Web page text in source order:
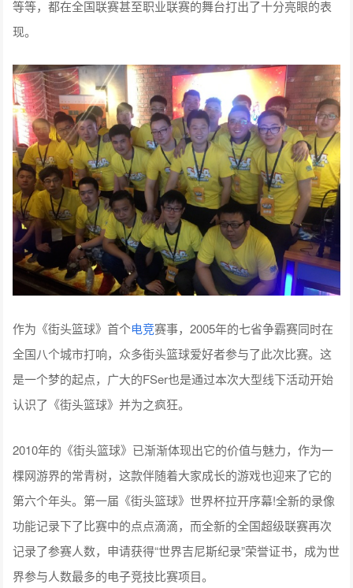
等等，都在全国联赛甚至职业联赛的舞台打出了十分亮眼的表
现。
作为《街头篮球》首个电竞赛事，2005年的七省争霸赛同时在
全国八个城市打响，众多街头篮球爱好者参与了此次比赛。这
是一个梦的起点，广大的FSer也是通过本次大型线下活动开始
认识了《街头篮球》并为之疯狂。
2010年的《街头篮球》已渐渐体现出它的价值与魅力，作为一
棵网游界的常青树，这款伴随着大家成长的游戏也迎来了它的
第六个年头。第一届《街头篮球》世界杯拉开序幕!全新的录像
功能记录下了比赛中的点点滴滴，而全新的全国超级联赛再次
记录了参赛人数，申请获得“世界吉尼斯纪录”荣誉证书，成为世
界参与人数最多的电子竞技比赛项目。